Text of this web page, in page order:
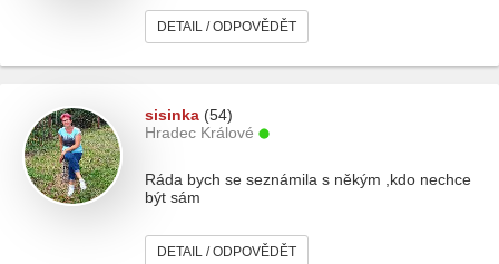
DETAIL / ODPOVĚDĚT
sisinka (54)
Hradec Králové
Ráda bych se seznámila s někým ,kdo nechce
být sám
DETAIL / ODPOVĚDĚT